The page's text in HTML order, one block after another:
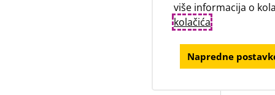
više informacija o
kolačića.
Napredne